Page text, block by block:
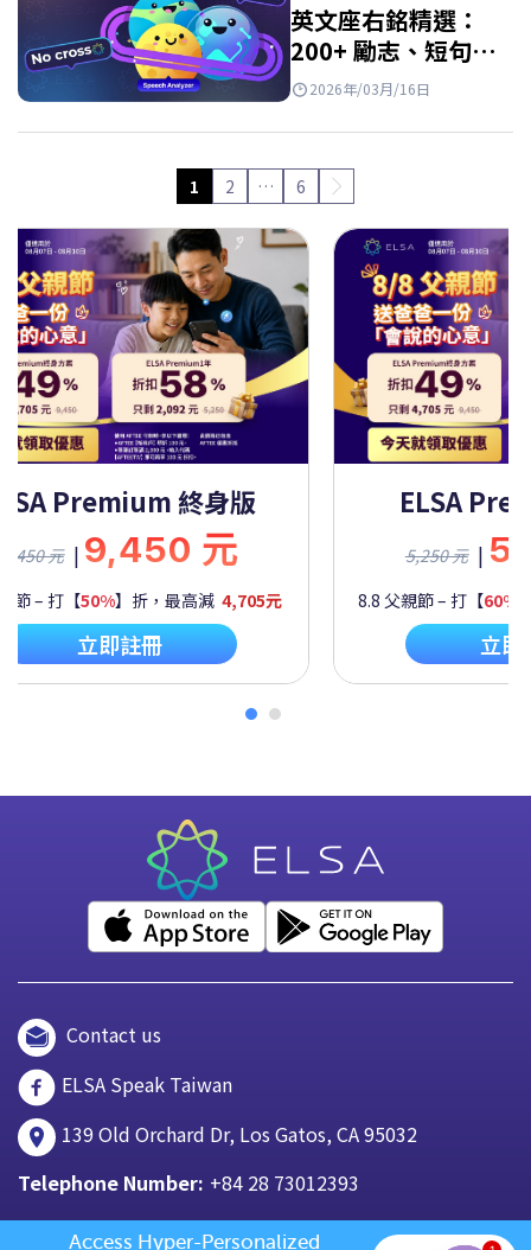
英文座右銘精選：
200+ 勵志、短句與
名人 motto
2026年/03月/16日
1 2 … 6
ELSA Premium 一年
5,250 元 |5,250 元
8.8 父親節 – 打【 60% 】折，最高減2,092元
立即註冊
ELSA
9,450 元
8.8 父親節 – 打【
Contact us
ELSA Speak Taiwan
139 Old Orchard Dr, Los Gatos, CA 95032
Telephone Number: +84 28 73012393
Access Hyper-Personalized